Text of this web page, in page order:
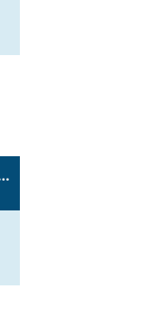
und Junioren